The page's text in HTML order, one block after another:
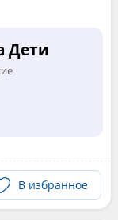
Дети
В избранное